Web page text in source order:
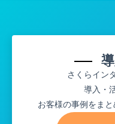
さくらイン
導入・
お客様の事例をまと